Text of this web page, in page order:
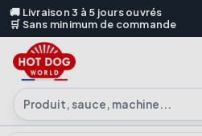
🚚 Livraison 3 à 5 jours ouvrés
🛒 Sans minimum de commande